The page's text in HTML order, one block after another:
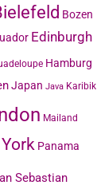
Bozen
Edinburgh
Hamburg
Japan Java Karibik
Mailand
Panama
Sebastian